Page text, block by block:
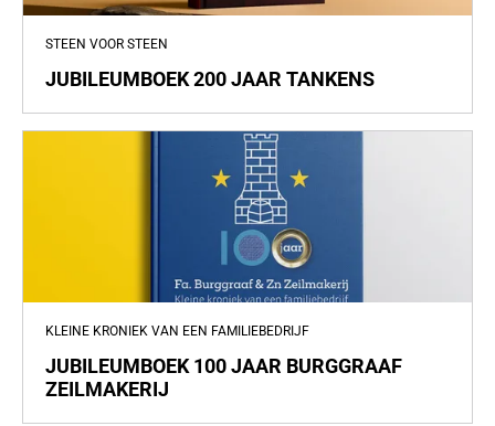
STEEN VOOR STEEN
JUBILEUMBOEK 200 JAAR TANKENS
KLEINE KRONIEK VAN EEN FAMILIEBEDRIJF
JUBILEUMBOEK 100 JAAR BURGGRAAF
ZEILMAKERIJ